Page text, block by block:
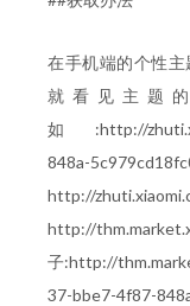
在手机端的个性
就看见主题
如:http://
848a-
http://
http://
子:http://
37-bbe7-4f87-